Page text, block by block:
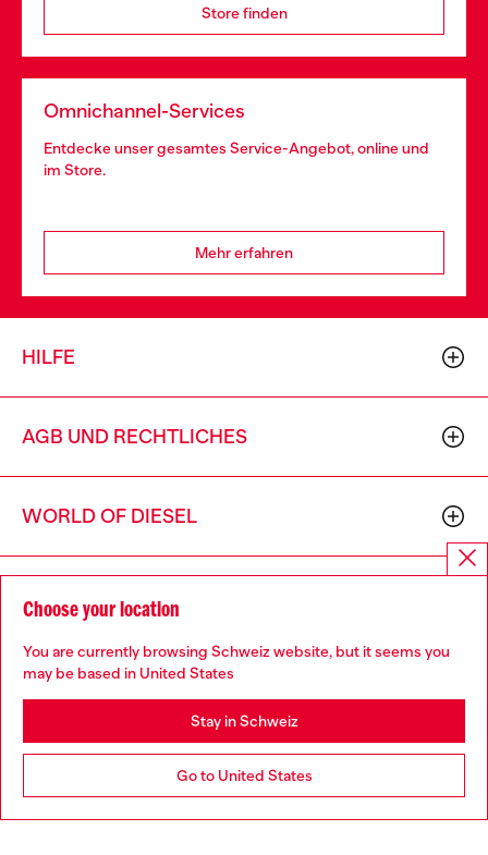
Store finden
Omnichannel-Services
Entdecke unser gesamtes Service-Angebot, online und
im Store.
Mehr erfahren
HILFE
AGB UND RECHTLICHES
WORLD OF DIESEL
Choose your location
You are currently browsing Schweiz website, but it seems you
may be based in United States
Stay in Schweiz
Go to United States